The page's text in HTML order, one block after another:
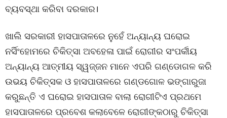
ବ୍ୟବସ୍ଥା କରିବା ଦରକାର।
ଖାଲି ସରକାରୀ ହାସପାତାଳରେ ନୁହେଁ ଅନ୍ୟାନ୍ୟ ଘରୋଇ
ନର୍ସିଂହୋମରେ ଚିକିତ୍ସା ଅବହେଳା ପାଇଁ ରୋଗୀର ସଂପର୍କୀୟ
ଅନ୍ୟାନ୍ୟ ଆତ୍ମୀୟ ସ୍ୱଜ୍ଜନ ମାନେ ଏପରି ଗଣ୍ଡୋଗଳ କରି
ଉଭୟ ଚିକିତ୍ସକ ଓ ହାସପାତାଳରେ ଗଣ୍ଡଗୋଳ ଭଙ୍ଗାରୁଜା
କରୁଛନ୍ତି ଏ ଘରୋଇ ହାସପାତାଳ ବାଲା ରୋଗୀଟିଏ ପ୍ରଥମେ
ହାସପାତାଳରେ ପ୍ରବେଶ କଲାବେଳେ ରୋଗୀଙ୍କଠାରୁ ଚିକିତ୍ସା